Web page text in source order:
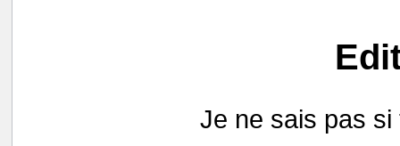
Je ne sais pas